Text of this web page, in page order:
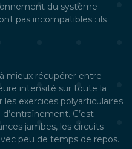
du système
pas incompatibles : ils
mieux récupérer entre
intensité sur toute la
les exercices polyarticulaires
C’est
jambes, les circuits
peu de temps de repos.